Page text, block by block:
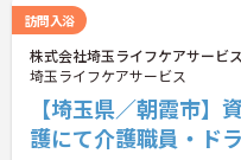
訪問入浴
株式会社埼玉ライフケアサービ
埼玉ライフケアサービス
【埼玉県／朝霞市
護にて介護職員・ド